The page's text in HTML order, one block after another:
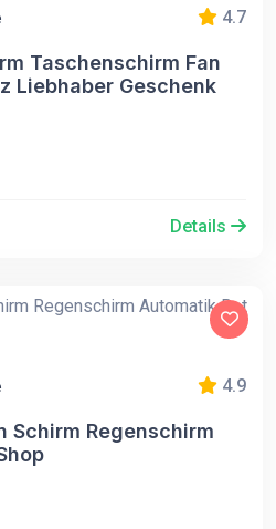
4.7
Taschenschirm Fan
Liebhaber Geschenk
Details
4.9
Schirm Regenschirm